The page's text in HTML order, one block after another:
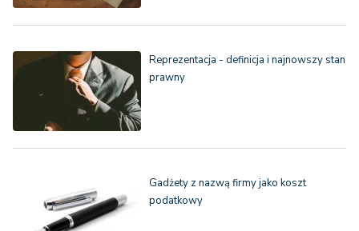
Reprezentacja - definicja i najnowszy stan
prawny
Gadżety z nazwą firmy jako koszt
podatkowy